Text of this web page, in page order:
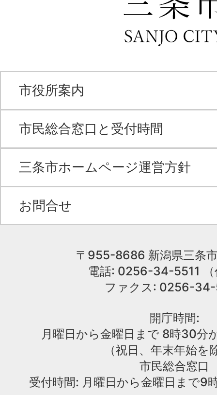
市役所案内
市民総合窓口と受付時間
三条市ホームページ運営方針
お問合せ
〒955-8686 新潟県三条
電話: 0256-34-5511
ファクス: 0256-
開庁時間:
月曜日から金曜日まで 8時30分
（祝日、年末年始を
市民総合窓口
受付時間: 月曜日から金曜日まで9